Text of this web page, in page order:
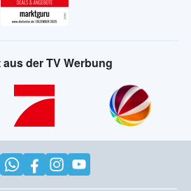
der TV Werbung